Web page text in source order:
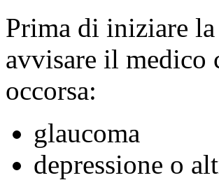
Prima di iniziare
avvisare il medico
occorsa:
glaucoma
depressione o